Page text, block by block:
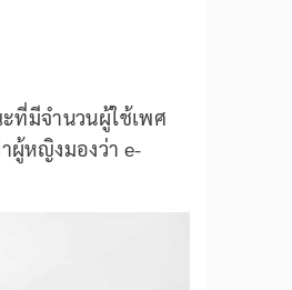
ที่มีจำนวนผู้ใช้เพศ
ผู้หญิงมองว่า e-